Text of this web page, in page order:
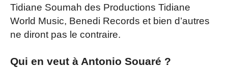
Tidiane Soumah des Productions Tidiane
World Music, Benedi Records et bien d’autres
ne diront pas le contraire.
Qui en veut à Antonio Souaré ?